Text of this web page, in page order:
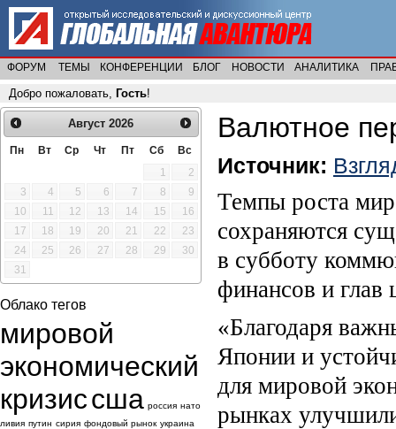
ФОРУМ ТЕМЫ КОНФЕРЕНЦИИ БЛОГ НОВОСТИ АНАЛИТИКА
Добро пожаловать, Гость!
Валютное
Источник:
Темпы роста
сохраняются
в субботу
финансов и глав
«Благодаря
Японии и
для мировой
рынках
Август 2026
Пн Вт Ср Чт Пт Сб
Вс
1
2
3
4 5 6 7 8
9
10
11 12 13 14 15
16
17
18 19 20 21 22
23
24
25 26 27 28 29
30
31
Облако тегов
мировой
экономический
кризиссша россия нато
ливия путин сирия фондовый рынок украина